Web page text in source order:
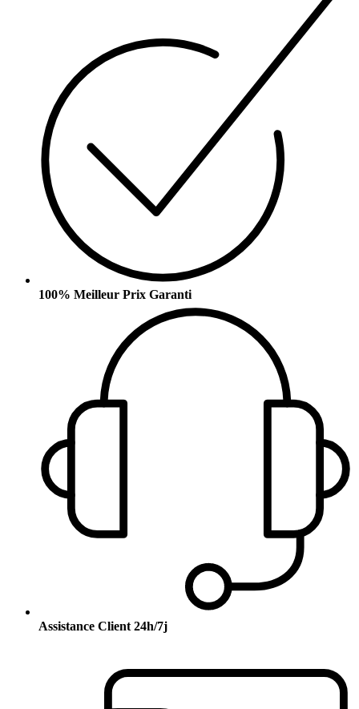
100% Meilleur Prix Garanti
Assistance Client 24h/7j